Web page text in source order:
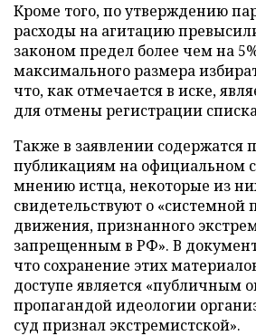
Кроме того, по утверждению
расходы на агитацию
законом предел более чем на
максимального размера
что, как отмечается в иске,
для отмены регистрации
Также в заявлении содержатся
публикациям на официальном
мнению истца, некоторые из
свидетельствуют о
движения, признанного
запрещенным в РФ». В
что сохранение этих
доступе является «публичным
пропагандой идеологии
суд признал экстремистской».